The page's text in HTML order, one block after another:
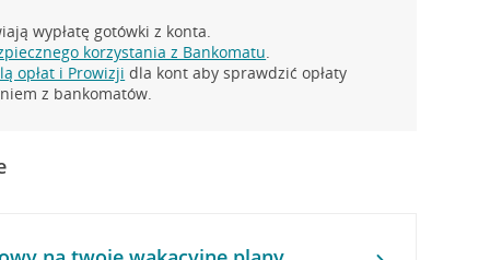
wypłatę gotówki z konta.
korzystania z Bankomatu.
opłat i Prowizji dla kont aby sprawdzić opłaty
z bankomatów.